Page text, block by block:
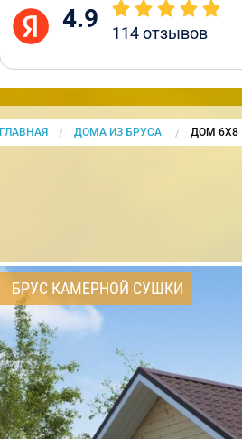
4.9 114отзывов
ГЛАВНАЯ ДОМА ИЗ БРУСА CURRENT:
ДОМ 6Х8
БРУС КАМЕРНОЙ СУШКИ